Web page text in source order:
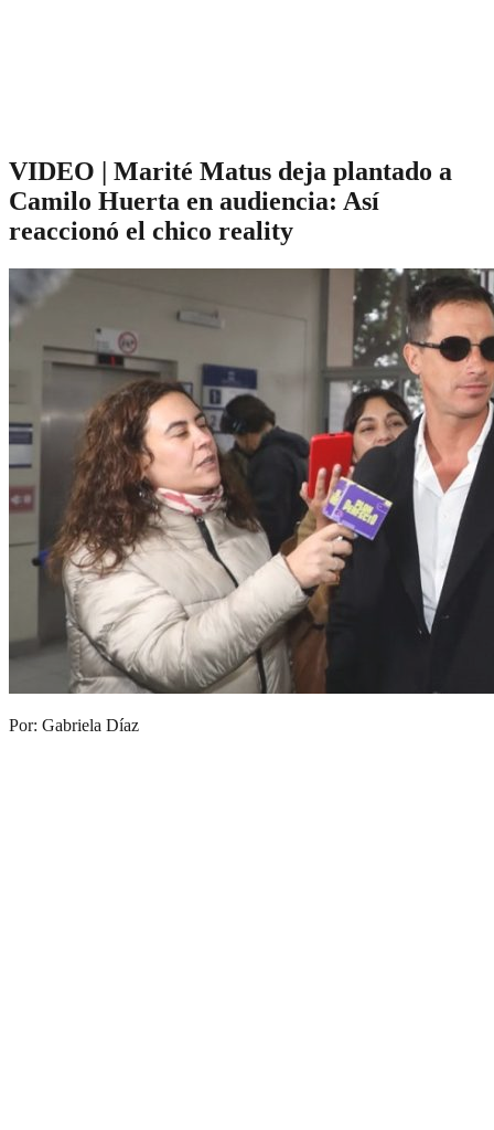
VIDEO | Marité Matus deja plantado a
Camilo Huerta en audiencia: Así
reaccionó el chico reality
Por: Gabriela Díaz